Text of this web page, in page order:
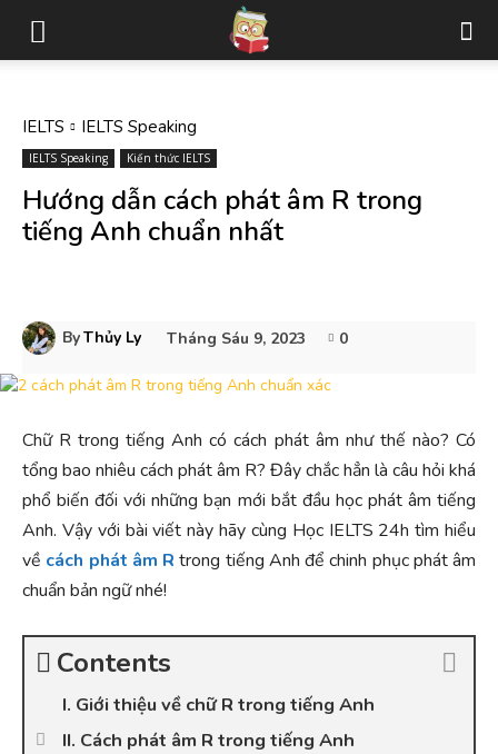
IELTS IELTS Speaking
IELTS Speaking Kiến thức IELTS
Hướng dẫn cách phát âm R trong
tiếng Anh chuẩn nhất
ByThủy Ly Tháng Sáu 9, 2023 0
Chữ R trong tiếng Anh có cách phát âm như thế nào? Có
tổng bao nhiêu cách phát âm R? Đây chắc hẳn là câu hỏi khá
phổ biến đối với những bạn mới bắt đầu học phát âm tiếng
Anh. Vậy với bài viết này hãy cùng Học IELTS 24h tìm hiểu
về cách phát âm R trong tiếng Anh để chinh phục phát âm
chuẩn bản ngữ nhé!
Contents
I. Giới thiệu về chữ R trong tiếng Anh
II. Cách phát âm R trong tiếng Anh